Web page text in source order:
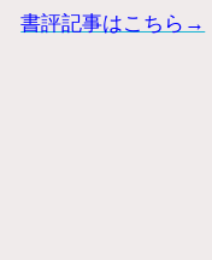
書評記事はこちら→